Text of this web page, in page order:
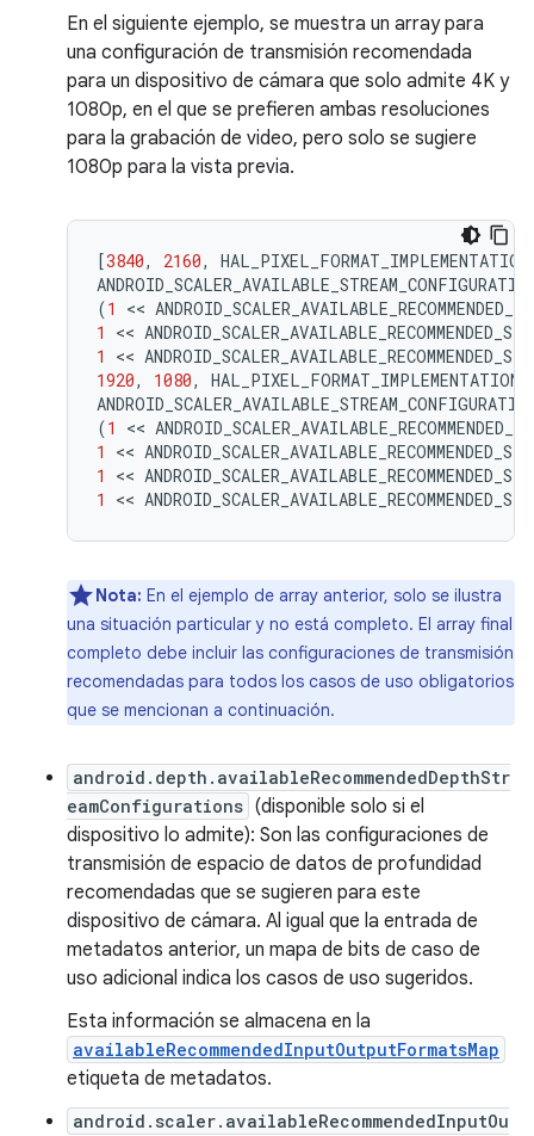
En el siguiente ejemplo, se muestra un array para
una configuración de transmisión recomendada
para un dispositivo de cámara que solo admite 4K y
1080p, en el que se prefieren ambas resoluciones
para la grabación de video, pero solo se sugiere
1080p para la vista previa.
[3840, 2160,
(1 <<
1
<<
1
<<
1920, 1080,
(1 <<
1
<<
1
<<
1
<<
Nota: En el ejemplo de array anterior, solo se ilustra
una situación particular y no está completo. El array final
completo debe incluir las configuraciones de transmisión
recomendadas para todos los casos de uso obligatorios
que se mencionan a continuación.
android.depth.availableRecommendedDepthStr
eamConfigurations (disponible solo si el
dispositivo lo admite): Son las configuraciones de
transmisión de espacio de datos de profundidad
recomendadas que se sugieren para este
dispositivo de cámara. Al igual que la entrada de
metadatos anterior, un mapa de bits de caso de
uso adicional indica los casos de uso sugeridos.
Esta información se almacena en la
availableRecommendedInputOutputFormatsMap
etiqueta de metadatos.
android.scaler.availableRecommendedInputOu